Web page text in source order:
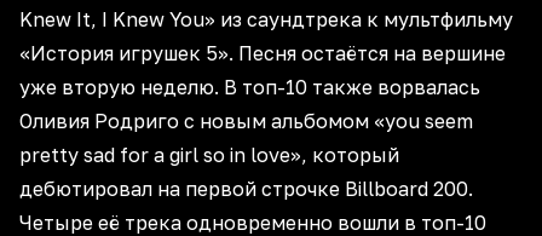
Knew It, I Knew You» из саундтрека к мультфильму
«История игрушек 5». Песня остаётся на вершине
уже вторую неделю. В топ-10 также ворвалась
Оливия Родриго с новым альбомом «you seem
pretty sad for a girl so in love», который
дебютировал на первой строчке Billboard 200.
Четыре её трека одновременно вошли в топ-10